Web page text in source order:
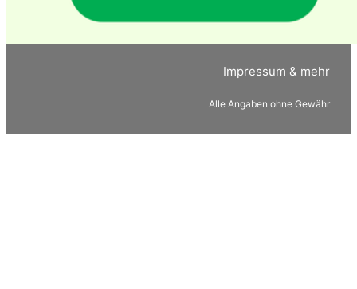
Impressum & mehr
Alle Angaben ohne Gewähr